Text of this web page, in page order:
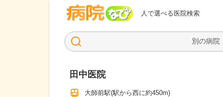
人で選べる医院検索
病院なび
田中医院
大師前駅(駅から西に約450m)